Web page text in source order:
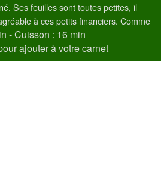
Ses feuilles sont toutes petites, il
à ces petits financiers. Comme
- Cuisson : 16 min
ajouter à votre carnet